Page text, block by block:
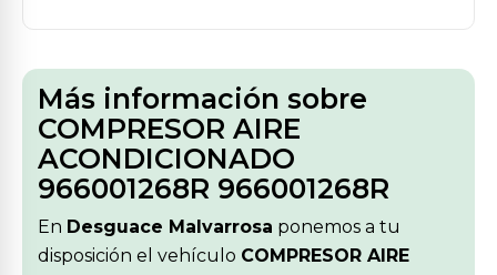
Más información sobre
COMPRESOR AIRE
ACONDICIONADO
966001268R 966001268R
En Desguace Malvarrosa ponemos a tu
disposición el vehículo COMPRESOR AIRE